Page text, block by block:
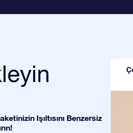
Işıltısını Benzersiz